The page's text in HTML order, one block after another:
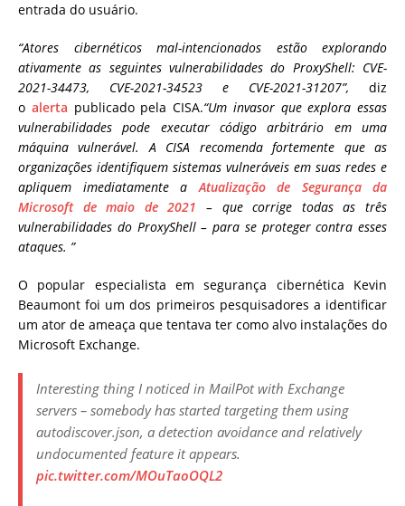
entrada do usuário.
“Atores cibernéticos mal-intencionados estão explorando
ativamente as seguintes vulnerabilidades do ProxyShell: CVE-
2021-34473, CVE-2021-34523 e CVE-2021-31207”, diz
o alerta publicado pela CISA.“Um invasor que explora essas
vulnerabilidades pode executar código arbitrário em uma
máquina vulnerável. A CISA recomenda fortemente que as
organizações identifiquem sistemas vulneráveis ​​em suas redes e
apliquem imediatamente aAtualização de Segurança da
Microsoft de maio de 2021 – que corrige todas as três
vulnerabilidades do ProxyShell – para se proteger contra esses
ataques. ”
O popular especialista em segurança cibernética Kevin
Beaumont foi um dos primeiros pesquisadores a identificar
um ator de ameaça que tentava ter como alvo instalações do
Microsoft Exchange.
Interesting thing I noticed in MailPot with Exchange
servers – somebody has started targeting them using
autodiscover.json, a detection avoidance and relatively
undocumented feature it appears.
pic.twitter.com/MOuTaoOQL2